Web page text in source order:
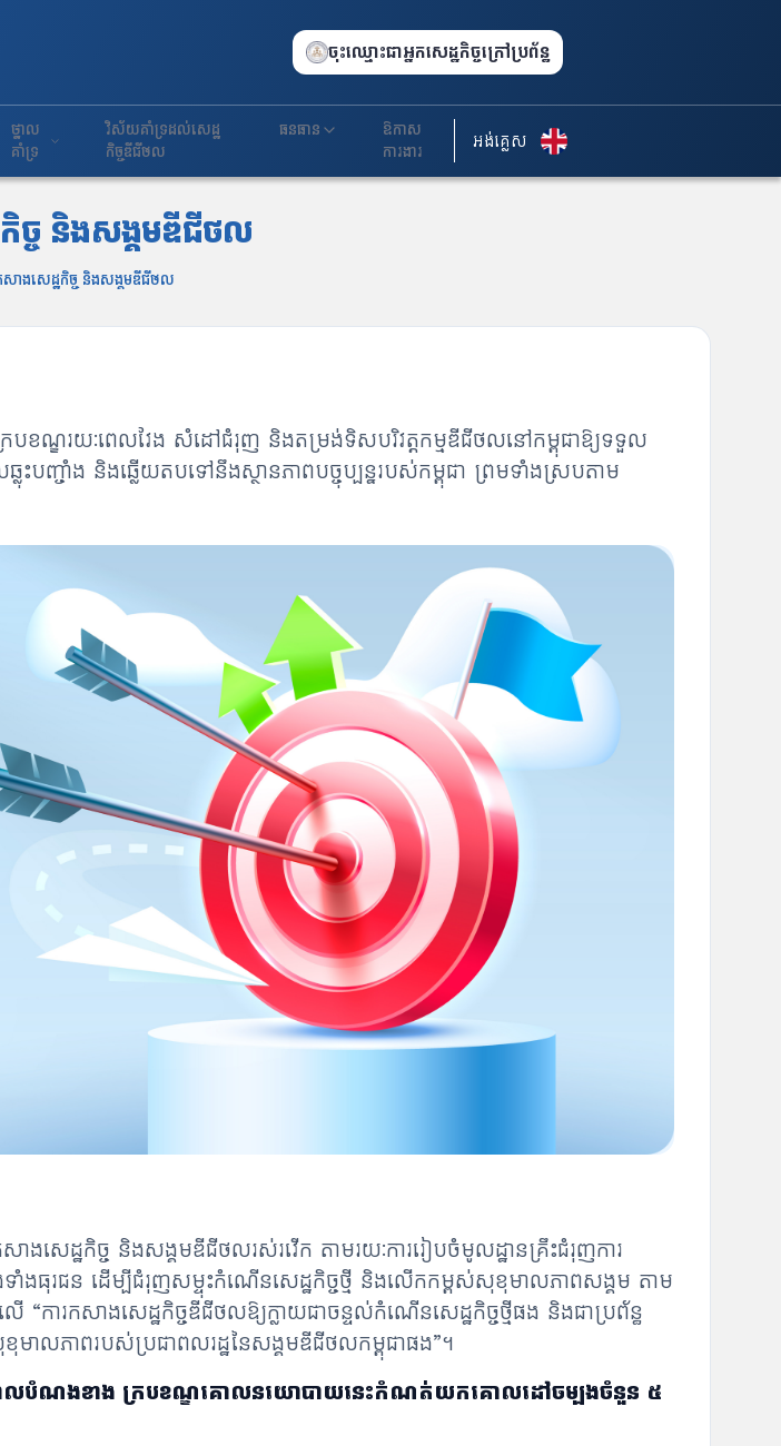
ចុះឈ្មោះជាអ្នកសេដ្ឋកិច្ចក្រៅប្រព័ន្ធ
ថ្នាល
គាំទ្រ
វិស័យគាំទ្រដល់សេដ្ឋ
កិច្ចឌីជីថល
ធនធាន
ឱកាស
ការងារ
អង់គ្លេស
ច្ច និងសង្គមឌីជីថល
សាងសេដ្ឋកិច្ច និងសង្គមឌីជីថល
ខណ្ឌរយៈពេលវែង សំដៅជំរុញ និងតម្រង់ទិសបរិវត្តកម្មឌីជីថលនៅកម្ពុជាឱ្យទទួល
ញ្ចាំង និងឆ្លើយតបទៅនឹងស្ថានភាពបច្ចុប្បន្នរបស់កម្ពុជា ព្រមទាំងស្របតាម
េដ្ឋកិច្ច និងសង្គមឌីជីថលរស់រវើក តាមរយៈការរៀបចំមូលដ្ឋានគ្រឹះជំរុញការ
ាំងធុរជន ដើម្បីជំរុញសម្ទុះកំណើនសេដ្ឋកិច្ចថ្មី និងលើកកម្ពស់សុខុមាលភាពសង្គម តាម
ារកសាងសេដ្ឋកិច្ចឌីជីថលឱ្យក្លាយជាចន្ទល់កំណើនសេដ្ឋកិច្ចថ្មីផង និងជាប្រព័ន្ធ
ាលភាពរបស់ប្រជាពលរដ្ឋនៃសង្គមឌីជីថលកម្ពុជាផង”។
ងគោលបំណងខាង ក្របខណ្ឌគោលនយោបាយនេះកំណត់យកគោលដៅចម្បងចំនួន ៥